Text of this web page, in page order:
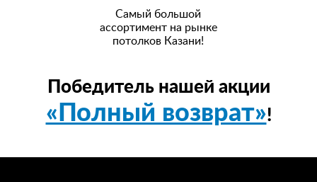
Самый большой
ассортимент на рынке
потолков Казани!
Победитель нашей акции
«Полный возврат»!